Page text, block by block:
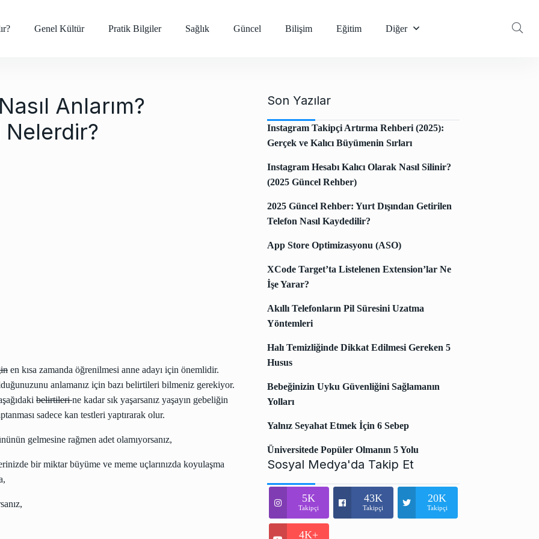
Genel Kültür Pratik Bilgiler Sağlık Güncel Bilişim Eğitim Diğer
Anlarım?
en kısa zamanda öğrenilmesi anne adayı için önemlidir.
anlamanız için bazı belirtileri bilmeniz gerekiyor.
belirtilerine kadar sık yaşarsanız yaşayın gebeliğin
sadece kan testleri yaptırarak olur.
gelmesine rağmen adet olamıyorsanız,
bir miktar büyüme ve meme uçlarınızda koyulaşma
Son Yazılar
Instagram Takipçi Artırma Rehberi (2025):
Gerçek ve Kalıcı Büyümenin Sırları
Instagram Hesabı Kalıcı Olarak Nasıl Silinir?
(2025 Güncel Rehber)
2025 Güncel Rehber: Yurt Dışından Getirilen
Telefon Nasıl Kaydedilir?
App Store Optimizasyonu (ASO)
XCode Target’ta Listelenen Extension’lar Ne
İşe Yarar?
Akıllı Telefonların Pil Süresini Uzatma
Yöntemleri
Halı Temizliğinde Dikkat Edilmesi Gereken 5
Husus
Bebeğinizin Uyku Güvenliğini Sağlamanın
Yolları
Yalnız Seyahat Etmek İçin 6 Sebep
Üniversitede Popüler Olmanın 5 Yolu
Sosyal Medya'da Takip Et
5K
Takipçi
43K
Takipçi
20K
Takipçi
4K+